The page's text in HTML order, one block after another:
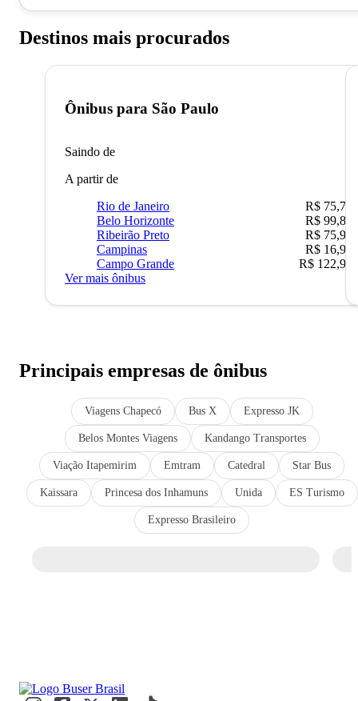
Destinos mais procurados
Ônibus para São Paulo
Saindo de
A partir de
Rio de Janeiro
R$ 75,77
Belo Horizonte
R$ 99,89
Ribeirão Preto
R$ 75,90
Campinas
R$ 16,90
Campo Grande
R$ 122,90
Ver mais ônibus
Principais empresas de ônibus
Viagens Chapecó Bus X Expresso JK
Belos Montes Viagens Kandango Transportes
Viação Itapemirim Emtram Catedral Star Bus
Kaissara Princesa dos Inhamuns Unida ES Turismo
Expresso Brasileiro